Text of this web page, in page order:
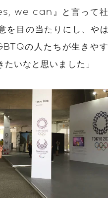
we can』と言って社
を目の当たりにし、や
の人たちが生きや
たいなと思いました」